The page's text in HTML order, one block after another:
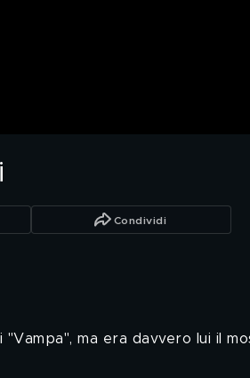
Condividi
ma era davvero lui il